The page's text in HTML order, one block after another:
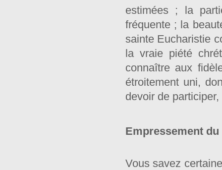
estimées ; la
fréquente ; la
sainte Eucharistie
la vraie piété
connaître aux
étroitement uni,
devoir de
Empressement
Vous savez